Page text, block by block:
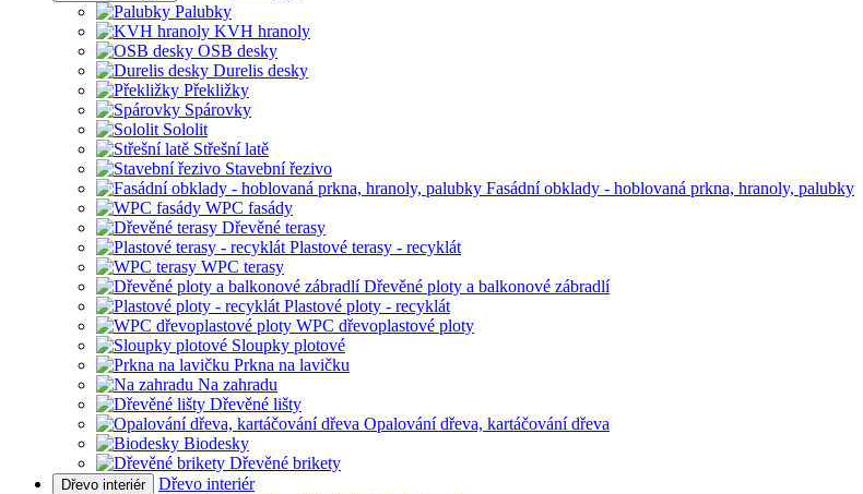
Palubky
KVH hranoly
OSB desky
Durelis desky
Překližky
Spárovky
Sololit
Střešní latě
Stavební řezivo
Fasádní obklady - hoblovaná prkna, hranoly, palubky
WPC fasády
Dřevěné terasy
Plastové terasy - recyklát
WPC terasy
Dřevěné ploty a balkonové zábradlí
Plastové ploty - recyklát
WPC dřevoplastové ploty
Sloupky plotové
Prkna na lavičku
Na zahradu
Dřevěné lišty
Opalování dřeva, kartáčování dřeva
Biodesky
Dřevěné brikety
Dřevo interiér
Dřevo interiér